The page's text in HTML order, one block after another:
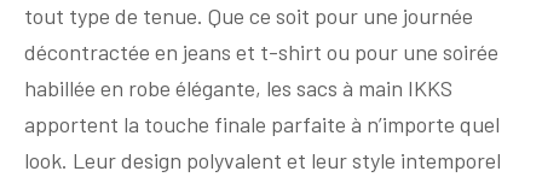
tout type de tenue. Que ce soit pour une journée
décontractée en jeans et t-shirt ou pour une soirée
habillée en robe élégante, les sacs à main IKKS
apportent la touche finale parfaite à n’importe quel
look. Leur design polyvalent et leur style intemporel